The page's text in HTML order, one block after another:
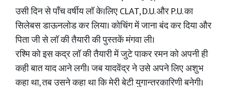
उसी दिन से पाँच वर्षीय लॉ के।लिए CLAT, D.U. और P.U. का
सिलेबस डाऊनलोड कर लिया। कोचिंग में जाना बंद कर दिया और
पिता जी से लॉ की तैयारी की पुस्तकें मंगवा ली।
रश्मि को इस कद्र लॉ की तैयारी में जुटे पाकर रमन को अपनी ही
कही बात याद आने लगी। जब यादवेंद्र ने उसे अपने लिए अशुभ
कहा था, तब उसने कहा था कि मेरी बेटी युगान्तरकारिणी बनेगी।